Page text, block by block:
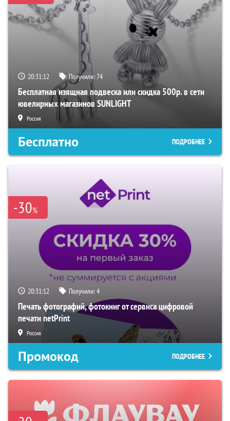
20:31:11 Получили:74
Бесплатная изящная подвеска или скидка 500р. в сети
ювелирных магазинов SUNLIGHT
Россия
Бесплатно ПОДРОБНЕЕ
-30%
20:31:11 Получили:4
Печать фотографий, фотокниг от сервиса цифровой
печати netPrint
Россия
Промокод ПОДРОБНЕЕ